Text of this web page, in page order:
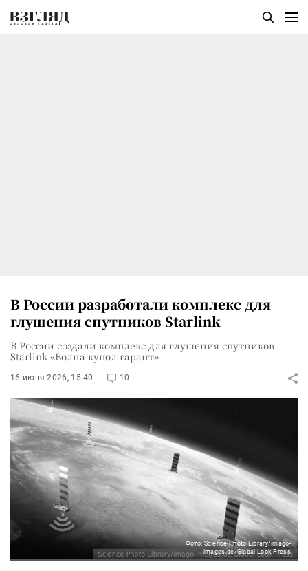
В России разработали комплекс для
глушения спутников Starlink
В России создали комплекс для глушения спутников
Starlink «Волна купол гарант»
16 июня 2026, 15:40 10
Фото: Science Photo Library/imago-
images.de/Global Look Press